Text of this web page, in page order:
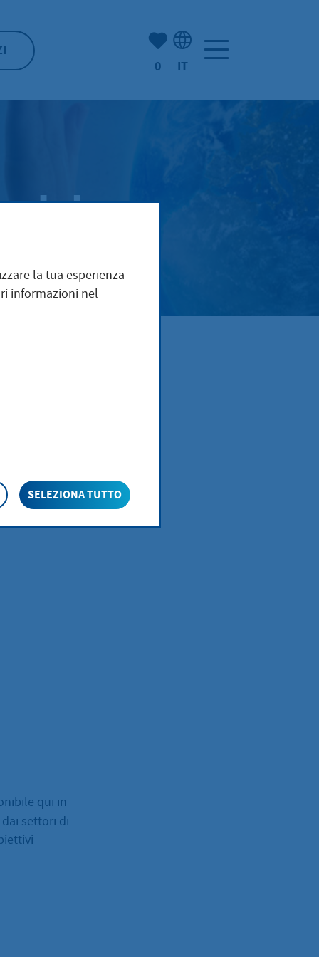
(Mio) Hofheim:
0 IT
del
qui in
settori di
la tua esperienza
informazioni nel
SELEZIONA TUTTO